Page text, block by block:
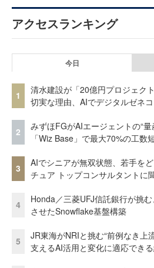
アクセスランキング
今日
1
清水建設が「20億円プロジェク
切実な理由、AIでデジタルゼネ
2
みずほFGがAIエージェントの“
「Wiz Base」で最大70%の工数
3
AIでシニアが無双状態、若手を
チュア トップコンサルタントに
4
Honda／三菱UFJ信託銀行が挑む
させたSnowflake基盤構築
5
JR東海がNRIと挑む“前例なき
支えるAI活用と変化に適応でき